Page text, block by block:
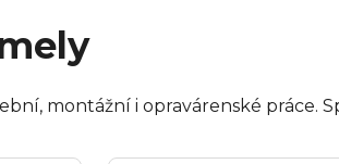
montážní i opravárenské práce.